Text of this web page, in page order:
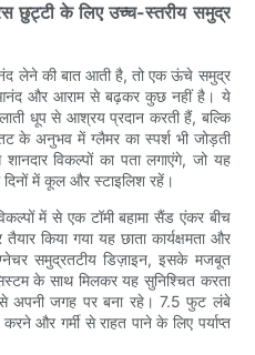
छुट्टी के लिए उच्च-स्तरीय समुद्र
लेने की बात आती है, तो एक ऊंचे समुद्र
और आराम से बढ़कर कुछ नहीं है। ये
धूप से आश्रय प्रदान करती हैं, बल्कि
के अनुभव में ग्लैमर का स्पर्श भी जोड़ती
विकल्पों का पता लगाएंगे, जो यह
में कूल और स्टाइलिश रहें।
में से एक टॉमी बहामा सैंड एंकर बीच
किया गया यह छाता कार्यक्षमता और
समुद्रतटीय डिज़ाइन, इसके मजबूत
के साथ मिलकर यह सुनिश्चित करता
से अपनी जगह पर बना रहे। 7.5 फुट लंबे
और गर्मी से राहत पाने के लिए पर्याप्त